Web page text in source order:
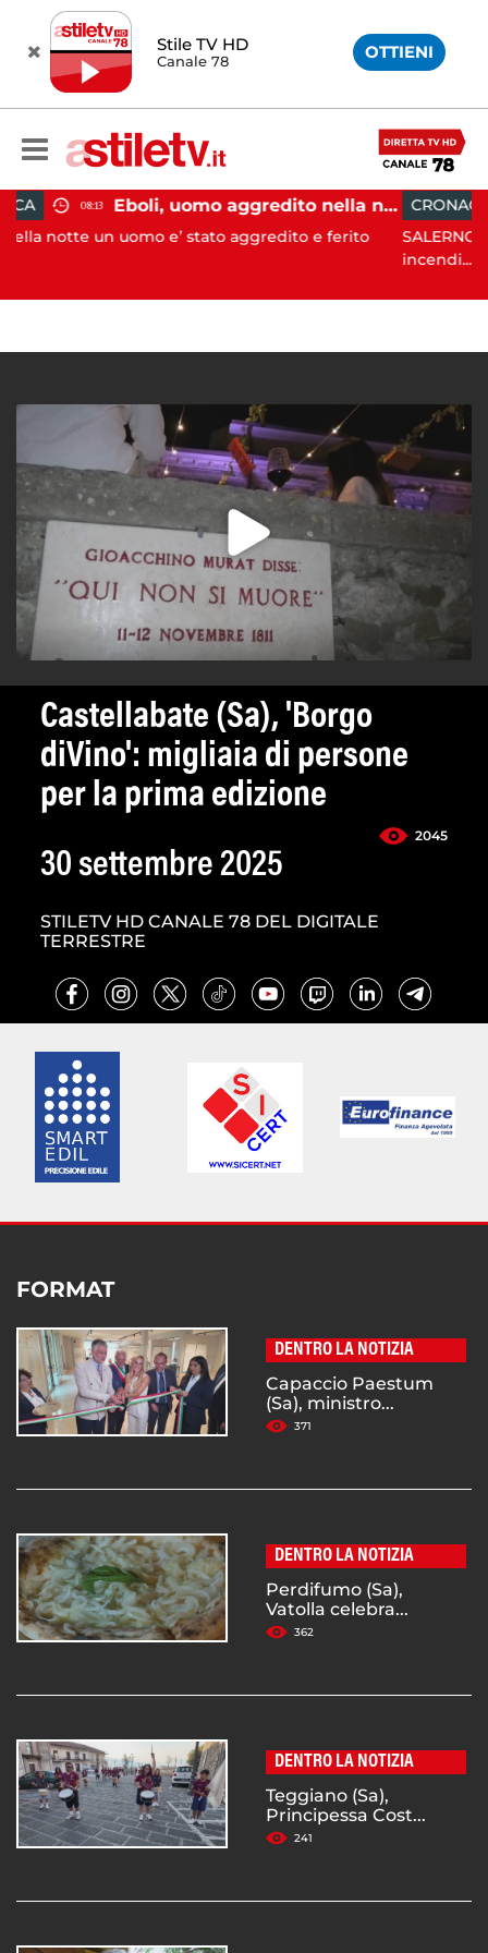
Stile TV HD
Canale 78 OTTIENI
Eboli, uomo aggredito nella notte: indagini in corso
e’ stato aggredito e ferito
CRONACA 08:09
SALERNO. L’ANPANA
Castellabate (Sa), 'Borgo
diVino': migliaia di persone
per la prima edizione
2045
30 settembre 2025
STILETV HD CANALE 78 DEL DIGITALE
TERRESTRE
FORMAT
DENTRO LA NOTIZIA
Capaccio Paestum
(Sa), ministro...
371
DENTRO LA NOTIZIA
Perdifumo (Sa),
Vatolla celebra...
362
DENTRO LA NOTIZIA
Teggiano (Sa),
Principessa Cost...
241